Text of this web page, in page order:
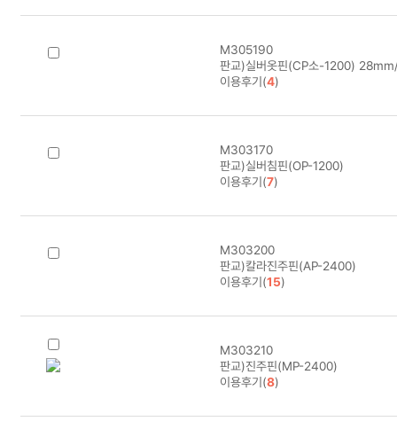
M305190
판교)실버옷핀(CP소-1200)
이용후기(4)
M303170
판교)실버침핀(OP-1200)
이용후기(7)
M303200
판교)칼라진주핀(AP-2400)
이용후기(15)
M303210
판교)진주핀(MP-2400)
이용후기(8)